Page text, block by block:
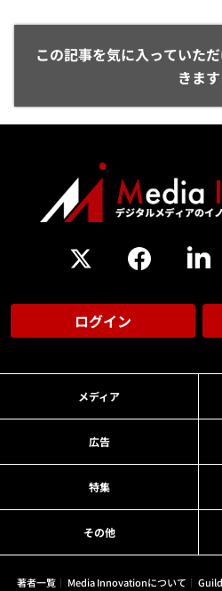
この記事を気に入っていた
きます
ログイン
メディア
広告
特集
その他
著者一覧 Media Innovationについて